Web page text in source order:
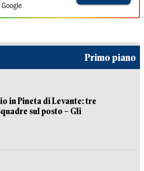
Primo piano
in Pineta di Levante: tre
sul posto – Gli